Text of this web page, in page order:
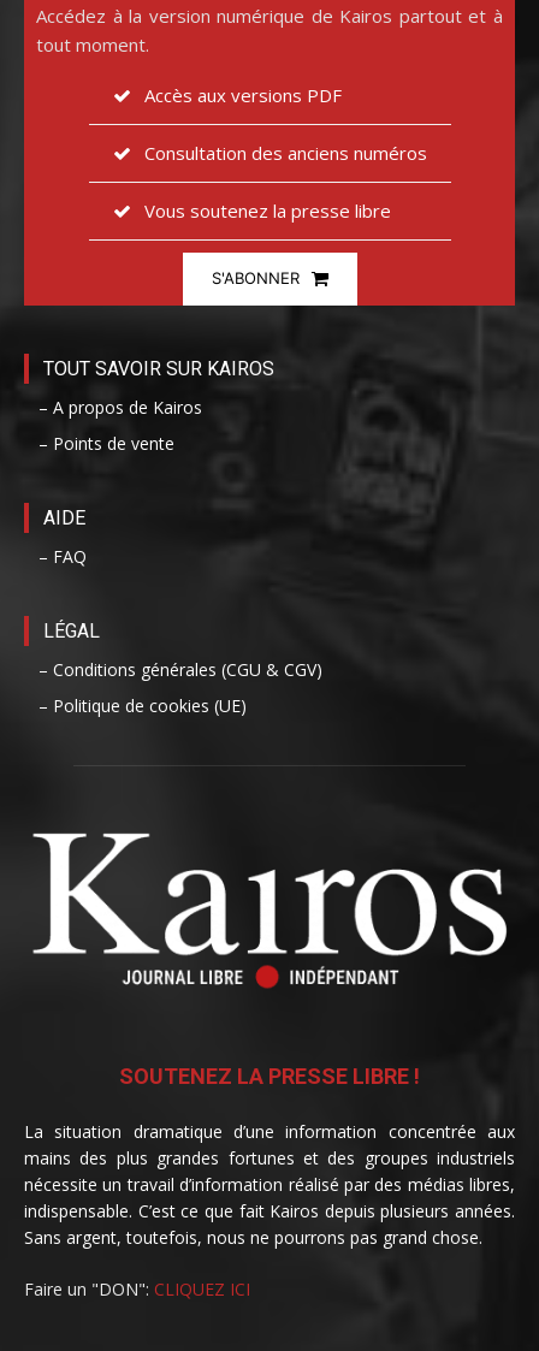
Accédez à la version numérique de Kairos partout et à
tout moment.
Accès aux versions PDF
Consultation des anciens numéros
Vous soutenez la presse libre
S'ABONNER
TOUT SAVOIR SUR KAIROS
– A propos de Kairos
– Points de vente
AIDE
– FAQ
LÉGAL
– Conditions générales (CGU & CGV)
– Politique de cookies (UE)
SOUTENEZ LA PRESSE LIBRE !
La situation dramatique d’une information concentrée aux
mains des plus grandes fortunes et des groupes industriels
nécessite un travail d’information réalisé par des médias libres,
indispensable. C’est ce que fait Kairos depuis plusieurs années.
Sans argent, toutefois, nous ne pourrons pas grand chose.
Faire un "DON": CLIQUEZ ICI